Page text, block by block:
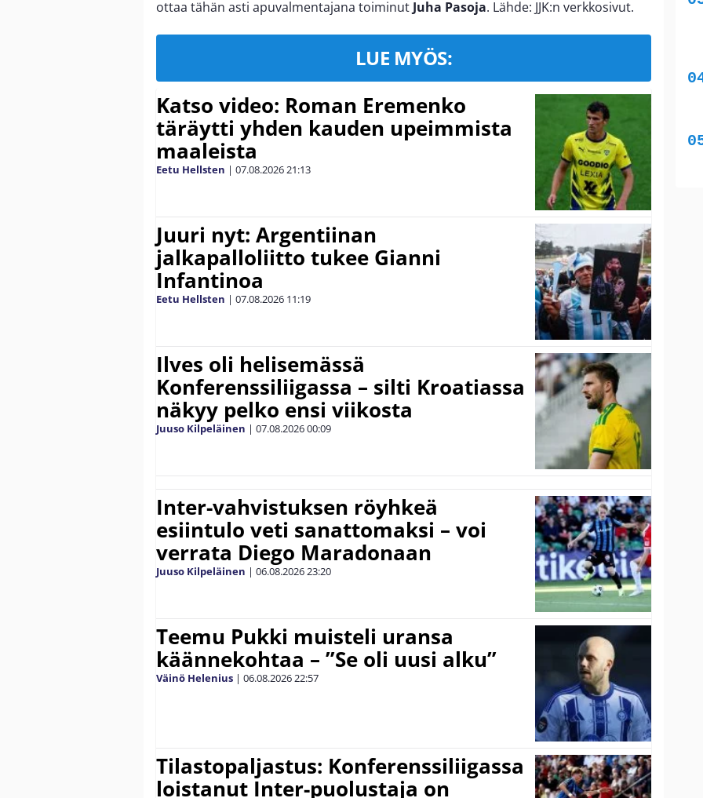
ottaa tähän asti apuvalmentajana toiminut Juha Pasoja. Lähde: JJK:n verkkosivut.
LUE MYÖS:
Katso video: Roman Eremenko
täräytti yhden kauden upeimmista
maaleista
Eetu Hellsten | 07.08.202621:13
Juuri nyt: Argentiinan
jalkapalloliitto tukee Gianni
Infantinoa
Eetu Hellsten | 07.08.2026 11:19
Ilves oli helisemässä
Konferenssiliigassa – silti Kroatiassa
näkyy pelko ensi viikosta
Juuso Kilpeläinen | 07.08.202600:09
Inter-vahvistuksen röyhkeä
esiintulo veti sanattomaksi – voi
verrata Diego Maradonaan
Juuso Kilpeläinen | 06.08.202623:20
Teemu Pukki muisteli uransa
käännekohtaa – ”Se oli uusi alku”
Väinö Helenius | 06.08.202622:57
Tilastopaljastus: Konferenssiliigassa
loistanut Inter-puolustaja on